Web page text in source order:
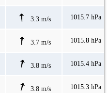
3.3 m/s 1015.7 hPa
3.7 m/s 1015.8 hPa
3.8 m/s 1015.4 hPa
3.8 m/s 1015.3 hPa